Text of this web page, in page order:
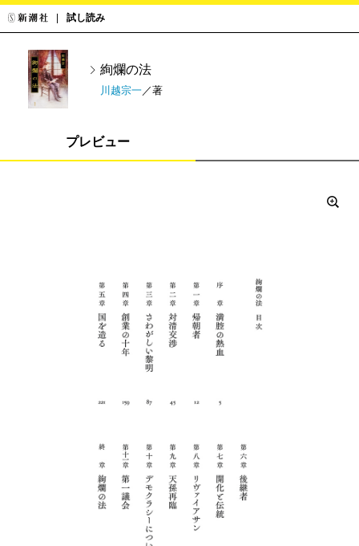
試し読み
絢爛の法
川越宗一 ／著
プレビュー